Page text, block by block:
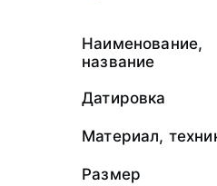
Наименование,
название
Датировка
Материал,
Размер